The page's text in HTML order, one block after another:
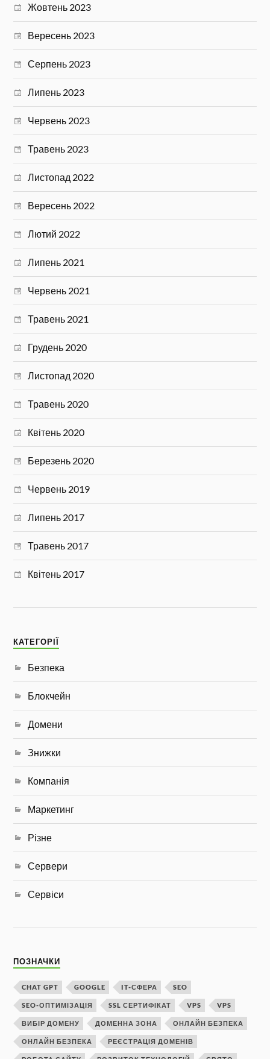
Жовтень 2023
Вересень 2023
Серпень 2023
Липень 2023
Червень 2023
Травень 2023
Листопад 2022
Вересень 2022
Лютий 2022
Липень 2021
Червень 2021
Травень 2021
Грудень 2020
Листопад 2020
Травень 2020
Квітень 2020
Березень 2020
Червень 2019
Липень 2017
Травень 2017
Квітень 2017
КАТЕГОРІЇ
Безпека
Блокчейн
Домени
Знижки
Компанія
Маркетинг
Різне
Сервери
Сервіси
ПОЗНАЧКИ
CHAT GPT GOOGLE IT-СФЕРА SEO
SEO-ОПТИМІЗАЦІЯ SSL СЕРТИФІКАТ VPS VPS
ВИБІР ДОМЕНУ ДОМЕННА ЗОНА ОНЛАЙН БЕЗПЕКА
ОНЛАЙН БЕЗПЕКА РЕЄСТРАЦІЯ ДОМЕНІВ